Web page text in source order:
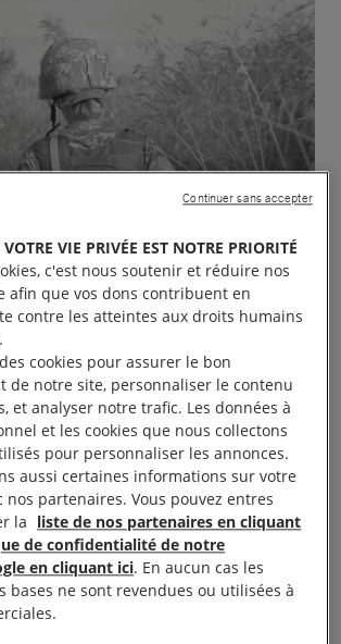
d’AMNESTY INTERNATIONAL
au ilm documentaire
»de Loup BUREAU projeté le jeudi
AU TAP CASTILLE en visio avec le
l’association »
VOTRE VIE PRIVÉE EST NOTRE PRIORITÉ
c'est nous soutenir et réduire nos
afin que vos dons contribuent en
contre les atteintes aux droits humains
cookies pour assurer le bon
de notre site, personnaliser le contenu
et analyser notre trafic. Les données à
et les cookies que nous collectons
pour personnaliser les annonces.
aussi certaines informations sur votre
nos partenaires. Vous pouvez entres
la liste de nos partenaires en cliquant
de confidentialité de notre
en cliquant ici. En aucun cas les
bases ne sont revendues ou utilisées à
Continuer sans accepter